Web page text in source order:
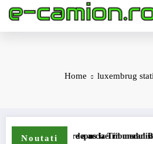
Home luxembrug
Noutati
compensare a accizei în mecanism
STB a depus la Tribunalul